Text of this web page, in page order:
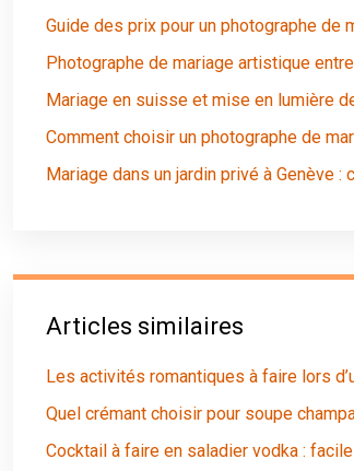
Guide des prix pour un photographe de
Photographe de mariage artistique
Mariage en suisse et mise en lumière
Comment choisir un photographe de
Mariage dans un jardin privé à Genève
Articles similaires
Les activités romantiques à faire lors
Quel crémant choisir pour soupe
Cocktail à faire en saladier vodka :